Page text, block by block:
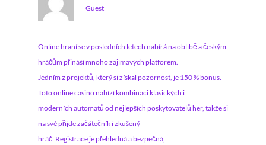
Guest
Online hraní se v posledních letech nabírá na oblibě a českým
hráčům přináší mnoho zajímavých platforem.
Jedním z projektů, který si získal pozornost, je 150 % bonus.
Toto online casino nabízí kombinaci klasických i
moderních automatů od nejlepších poskytovatelů her, takže si
na své přijde začátečník i zkušený
hráč. Registrace je přehledná a bezpečná,